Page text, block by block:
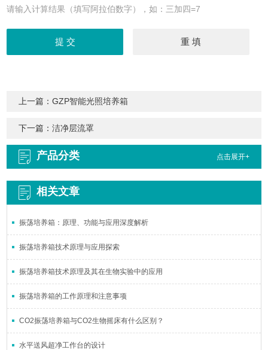
请输入计算结果（填写阿拉伯数字），如：三加四=7
上一篇：GZP智能光照培养箱
下一篇：洁净层流罩
产品分类 点击展开+
相关文章
振荡培养箱：原理、功能与应用深度解析
振荡培养箱技术原理与应用探索
振荡培养箱技术原理及其在生物实验中的应用
振荡培养箱的工作原理和注意事项
CO2振荡培养箱与CO2生物摇床有什么区别？
水平送风超净工作台的设计